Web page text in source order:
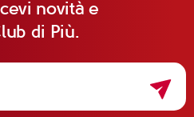
novità e
di Più.